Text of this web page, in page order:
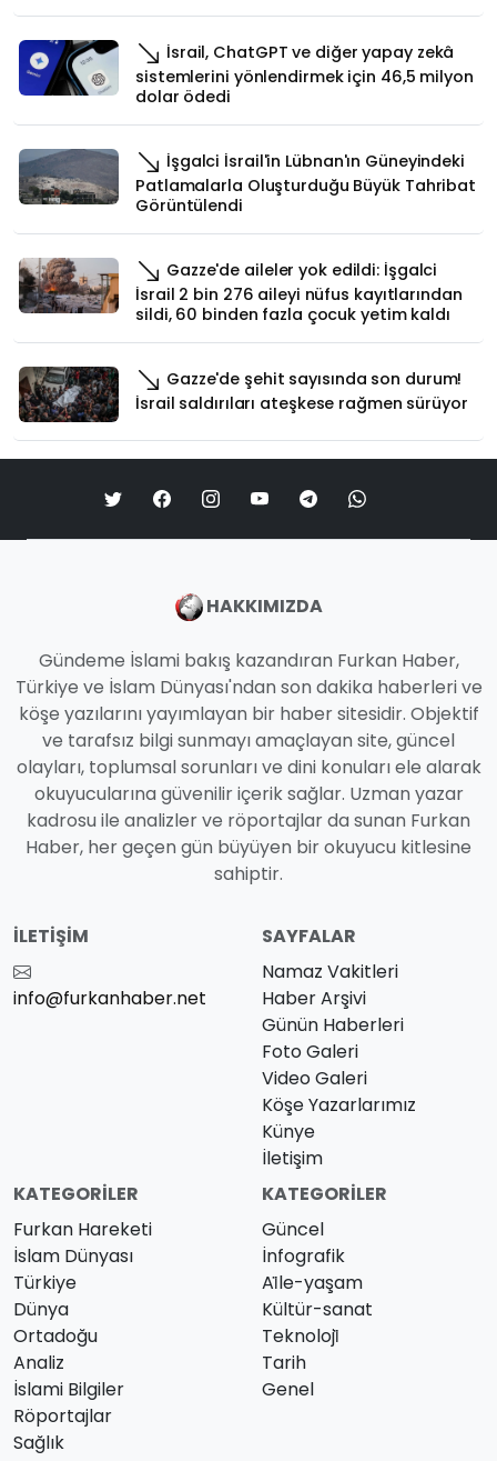
İsrail, ChatGPT ve diğer yapay zekâ
sistemlerini yönlendirmek için 46,5 milyon
dolar ödedi
İşgalci İsrail'in Lübnan'ın Güneyindeki
Patlamalarla Oluşturduğu Büyük Tahribat
Görüntülendi
Gazze'de aileler yok edildi: İşgalci
İsrail 2 bin 276 aileyi nüfus kayıtlarından
sildi, 60 binden fazla çocuk yetim kaldı
Gazze'de şehit sayısında son durum!
İsrail saldırıları ateşkese rağmen sürüyor
HAKKIMIZDA
Gündeme İslami bakış kazandıran Furkan Haber,
Türkiye ve İslam Dünyası'ndan son dakika haberleri ve
köşe yazılarını yayımlayan bir haber sitesidir. Objektif
ve tarafsız bilgi sunmayı amaçlayan site, güncel
olayları, toplumsal sorunları ve dini konuları ele alarak
okuyucularına güvenilir içerik sağlar. Uzman yazar
kadrosu ile analizler ve röportajlar da sunan Furkan
Haber, her geçen gün büyüyen bir okuyucu kitlesine
sahiptir.
İLETIŞIM
info@furkanhaber.net
SAYFALAR
Namaz Vakitleri
Haber Arşivi
Günün Haberleri
Foto Galeri
Video Galeri
Köşe Yazarlarımız
Künye
İletişim
KATEGORILER
Furkan Hareketi
İslam Dünyası
Türkiye
Dünya
Ortadoğu
Analiz
İslami Bilgiler
Röportajlar
Sağlık
KATEGORILER
Güncel
İnfografik
Ai̇le-yaşam
Kültür-sanat
Teknoloji̇
Tarih
Genel